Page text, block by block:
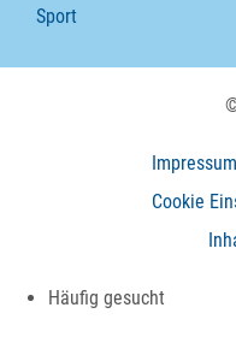
Sport
Impressum
Cookie
Häufig gesucht